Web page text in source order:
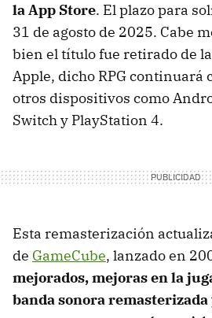
la App Store. El plazo para
31 de agosto de 2025. Cabe
bien el título fue retirado de
Apple, dicho RPG continuará
otros dispositivos como
Switch y PlayStation 4.
Esta remasterización
de GameCube, lanzado en
mejorados, mejoras en la
banda sonora remasterizada